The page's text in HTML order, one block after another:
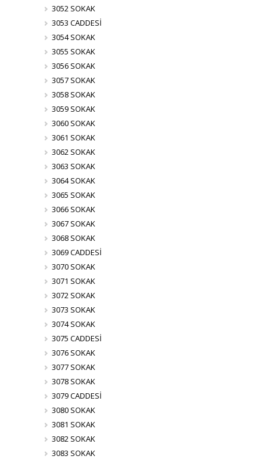
3052 SOKAK
3053 CADDESİ
3054 SOKAK
3055 SOKAK
3056 SOKAK
3057 SOKAK
3058 SOKAK
3059 SOKAK
3060 SOKAK
3061 SOKAK
3062 SOKAK
3063 SOKAK
3064 SOKAK
3065 SOKAK
3066 SOKAK
3067 SOKAK
3068 SOKAK
3069 CADDESİ
3070 SOKAK
3071 SOKAK
3072 SOKAK
3073 SOKAK
3074 SOKAK
3075 CADDESİ
3076 SOKAK
3077 SOKAK
3078 SOKAK
3079 CADDESİ
3080 SOKAK
3081 SOKAK
3082 SOKAK
3083 SOKAK